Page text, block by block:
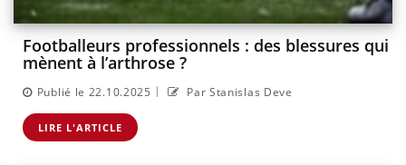
Footballeurs professionnels : des blessures qui
mènent à l’arthrose ?
Publié le 22.10.2025 | Par Stanislas Deve
LIRE L'ARTICLE